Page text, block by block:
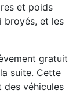
et poids
broyés, et les
gratuit
suite. Cette
des véhicules